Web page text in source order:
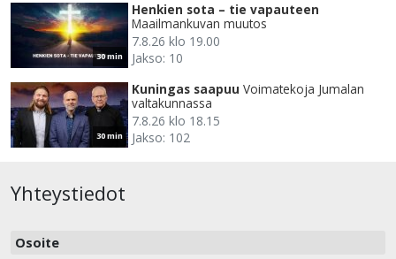
30 min
Henkien sota – tie vapauteen
Maailmankuvan muutos
7.8.26 klo 19.00
Jakso: 10
30 min
Kuningas saapuu Voimatekoja Jumalan
valtakunnassa
7.8.26 klo 18.15
Jakso: 102
Yhteystiedot
Osoite